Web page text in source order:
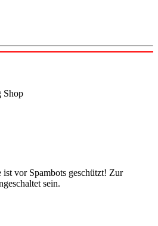
Shop
vor Spambots geschützt! Zur
sein.